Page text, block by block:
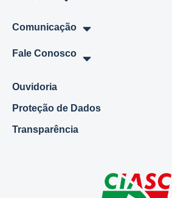
Comunicação
Fale Conosco
Ouvidoria
Proteção de Dados
Transparência